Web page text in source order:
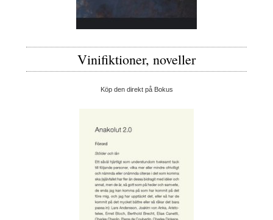
Vinifiktioner, noveller
Köp den direkt på Bokus